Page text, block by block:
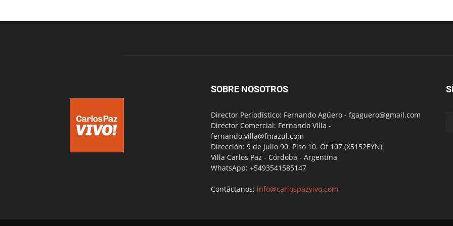
SOBRE NOSOTROS
Director Periodístico: Fernando Agüero - fgaguero@gmail.com
Director Comercial: Fernando Villa -
fernando.villa@fmazul.com
Dirección: 9 de Julio 90. Piso 10. Of 107.(X5152EYN)
Villa Carlos Paz - Córdoba - Argentina
WhatsApp: +5493541585147
Contáctanos: info@carlospazvivo.com